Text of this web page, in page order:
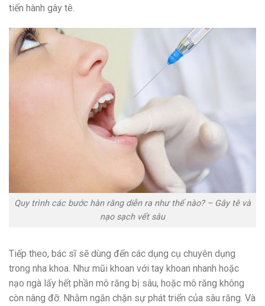
tiến hành gây tê.
Quy trình các bước hàn răng diễn ra như thế nào? – Gây tê và
nạo sạch vết sâu
Tiếp theo, bác sĩ sẽ dùng đến các dụng cụ chuyên dụng
trong nha khoa. Như mũi khoan với tay khoan nhanh hoặc
nạo ngà lấy hết phần mô răng bị sâu, hoặc mô răng không
còn nâng đỡ. Nhằm ngăn chặn sự phát triển của sâu răng. Và